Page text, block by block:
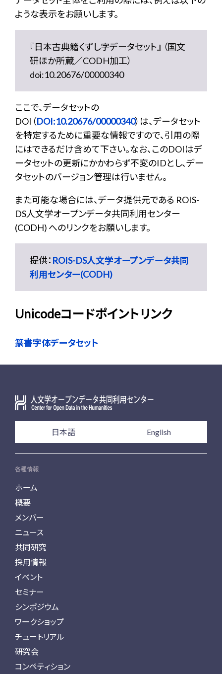
ような表示をお願いします。
『日本古典籍くずし字データセット』 （国文
研ほか所蔵／CODH加工）
doi:10.20676/00000340
ここで、データセットの
DOI（DOI:10.20676/00000340）は、データセット
を特定するために重要な情報ですので、引用の際
にはできるだけ含めて下さい。なお、このDOIはデ
ータセットの更新にかかわらず不変のIDとし、デー
タセットのバージョン管理は行いません。
また可能な場合には、データ提供元である ROIS-
DS人文学オープンデータ共同利用センター
(CODH) へのリンクをお願いします。
提供： ROIS-DS人文学オープンデータ共同
利用センター(CODH)
Unicodeコードポイントリンク
篆書字体データセット
日本語 English
各種情報
ホーム
概要
メンバー
ニュース
共同研究
採用情報
イベント
セミナー
シンポジウム
ワークショップ
チュートリアル
研究会
コンペティション